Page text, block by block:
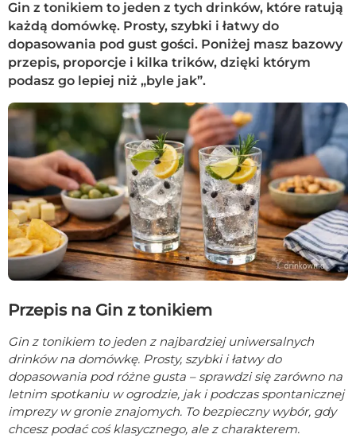
Gin z tonikiem to jeden z tych drinków, które ratują
każdą domówkę. Prosty, szybki i łatwy do
dopasowania pod gust gości. Poniżej masz bazowy
przepis, proporcje i kilka trików, dzięki którym
podasz go lepiej niż „byle jak”.
Przepis na Gin z tonikiem
Gin z tonikiem to jeden z najbardziej uniwersalnych
drinków na domówkę. Prosty, szybki i łatwy do
dopasowania pod różne gusta – sprawdzi się zarówno na
letnim spotkaniu w ogrodzie, jak i podczas spontanicznej
imprezy w gronie znajomych. To bezpieczny wybór, gdy
chcesz podać coś klasycznego, ale z charakterem.